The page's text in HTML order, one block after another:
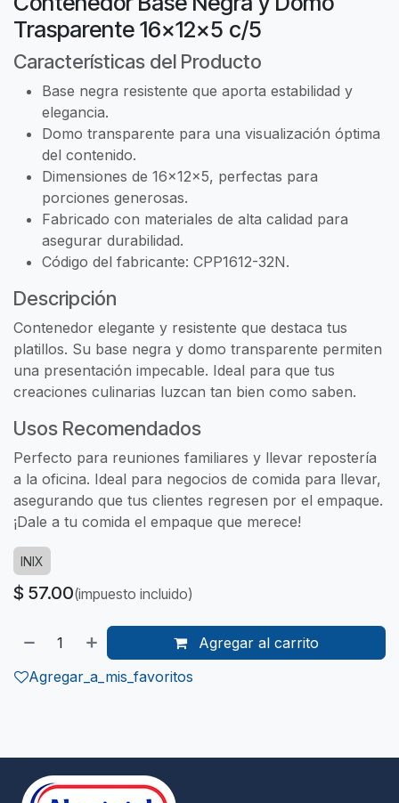
Trasparente 16x12x5 c/5
Características del Producto
Base negra resistente que aporta estabilidad y
elegancia.
Domo transparente para una visualización óptima
del contenido.
Dimensiones de 16x12x5, perfectas para
porciones generosas.
Fabricado con materiales de alta calidad para
asegurar durabilidad.
Código del fabricante: CPP1612-32N.
Descripción
Contenedor elegante y resistente que destaca tus
platillos. Su base negra y domo transparente permiten
una presentación impecable. Ideal para que tus
creaciones culinarias luzcan tan bien como saben.
Usos Recomendados
Perfecto para reuniones familiares y llevar repostería
a la oficina. Ideal para negocios de comida para llevar,
asegurando que tus clientes regresen por el empaque.
¡Dale a tu comida el empaque que merece!
INIX
$ 57.00(impuesto incluido)
Agregar al carrito
Agregar_a_mis_favoritos